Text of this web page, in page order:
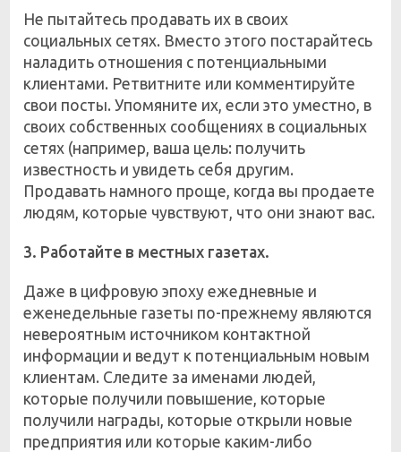
Не пытайтесь продавать их в своих
социальных сетях. Вместо этого постарайтесь
наладить отношения с потенциальными
клиентами. Ретвитните или комментируйте
свои посты. Упомяните их, если это уместно, в
своих собственных сообщениях в социальных
сетях (например, ваша цель: получить
известность и увидеть себя другим.
Продавать намного проще, когда вы продаете
людям, которые чувствуют, что они знают вас.
3. Работайте в местных газетах.
Даже в цифровую эпоху ежедневные и
еженедельные газеты по-прежнему являются
невероятным источником контактной
информации и ведут к потенциальным новым
клиентам. Следите за именами людей,
которые получили повышение, которые
получили награды, которые открыли новые
предприятия или которые каким-либо